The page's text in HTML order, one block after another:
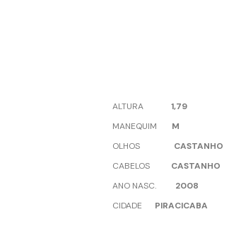
ALTURA 1,79
MANEQUIM M
OLHOS
CASTANHO
CABELOS CASTANHO
ANO NASC.
2008
CIDADE PIRACICABA